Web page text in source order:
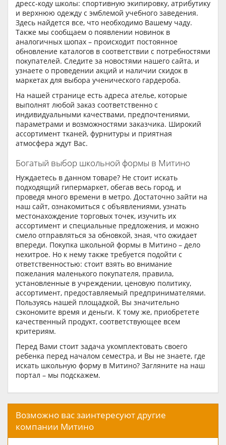
дресс-коду школы: спортивную экипировку, атрибутику
и верхнюю одежду с эмблемой учебного заведения.
Здесь найдется все, что необходимо Вашему чаду.
Также мы сообщаем о появлении новинок в
аналогичных шопах – происходит постоянное
обновление каталогов в соответствии с потребностями
покупателей. Следите за новостями нашего сайта, и
узнаете о проведении акций и наличии скидок в
маркетах для выбора ученического гардероба.
На нашей странице есть адреса ателье, которые
выполнят любой заказ соответственно с
индивидуальными качествами, предпочтениями,
параметрами и возможностями заказчика. Широкий
ассортимент тканей, фурнитуры и приятная
атмосфера ждут Вас.
Богатый выбор школьной формы в Митино
Нуждаетесь в данном товаре? Не стоит искать
подходящий гипермаркет, обегав весь город, и
проведя много времени в метро. Достаточно зайти на
наш сайт, ознакомиться с объявлениями, узнать
местонахождение торговых точек, изучить их
ассортимент и специальные предложения, и можно
смело отправляться за обновкой, зная, что ожидает
впереди. Покупка школьной формы в Митино – дело
нехитрое. Но к нему также требуется подойти с
ответственностью: стоит взять во внимание
пожелания маленького покупателя, правила,
установленные в учреждении, ценовую политику,
ассортимент, предоставляемый предпринимателями.
Пользуясь нашей площадкой, Вы значительно
сэкономите время и деньги. К тому же, приобретете
качественный продукт, соответствующее всем
критериям.
Перед Вами стоит задача укомплектовать своего
ребенка перед началом семестра, и Вы не знаете, где
искать школьную форму в Митино? Загляните на наш
портал – мы подскажем.
Возможно вас заинтересуют другие
компании Митино